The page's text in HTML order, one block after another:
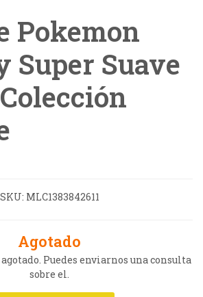
Pokemon
Super Suave
SKU: MLC1383842611
Agotado
Puedes enviarnos una consulta
sobre el.